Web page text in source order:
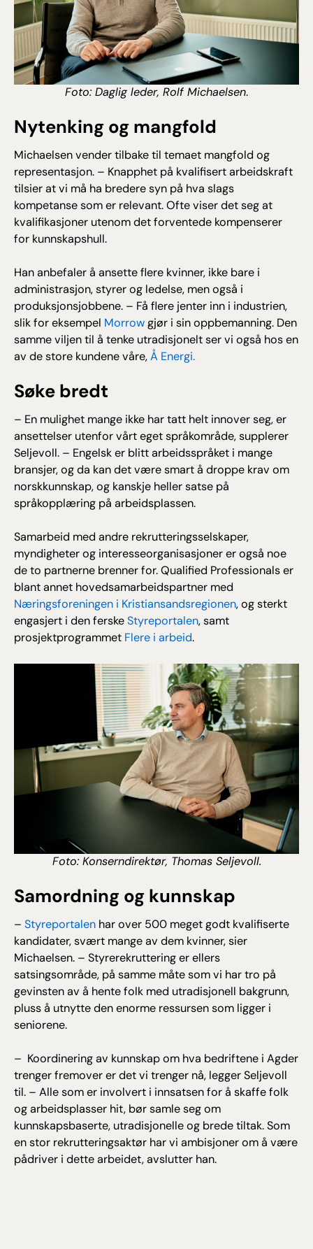
Foto: Daglig leder, Rolf Michaelsen.
Nytenking og mangfold
Michaelsen vender tilbake til temaet mangfold og
representasjon. – Knapphet på kvalifisert arbeidskraft
tilsier at vi må ha bredere syn på hva slags
kompetanse som er relevant. Ofte viser det seg at
kvalifikasjoner utenom det forventede kompenserer
for kunnskapshull.
Han anbefaler å ansette flere kvinner, ikke bare i
administrasjon, styrer og ledelse, men også i
produksjonsjobbene. – Få flere jenter inn i industrien,
slik for eksempel
Morrow gjør i sin oppbemanning. Den
samme viljen til å tenke utradisjonelt ser vi også hos en
av de store kundene våre, Å Energi.
Søke bredt
– En mulighet mange ikke har tatt helt innover seg, er
ansettelser utenfor vårt eget språkområde, supplerer
Seljevoll. – Engelsk er blitt arbeidsspråket i mange
bransjer, og da kan det være smart å droppe krav om
norskkunnskap, og kanskje heller satse på
språkopplæring på arbeidsplassen.
Samarbeid med andre rekrutteringsselskaper,
myndigheter og interesseorganisasjoner er også noe
de to partnerne brenner for. Qualified Professionals er
blant annet hovedsamarbeidspartner med
Næringsforeningen i Kristiansandsregionen, og sterkt
engasjert i den ferske Styreportalen, samt
prosjektprogrammet Flere i arbeid.
Foto: Konserndirektør, Thomas Seljevoll.
Samordning og kunnskap
– Styreportalen har over 500 meget godt kvalifiserte
kandidater, svært mange av dem kvinner, sier
Michaelsen. – Styrerekruttering er ellers
satsingsområde, på samme måte som vi har tro på
gevinsten av å hente folk med utradisjonell bakgrunn,
pluss å utnytte den enorme ressursen som ligger i
seniorene.
– Koordinering av kunnskap om hva bedriftene i Agder
trenger fremover er det vi trenger nå, legger Seljevoll
til. – Alle som er involvert i innsatsen for å skaffe folk
og arbeidsplasser hit, bør samle seg om
kunnskapsbaserte, utradisjonelle og brede tiltak. Som
en stor rekrutteringsaktør har vi ambisjoner om å være
pådriver i dette arbeidet, avslutter han.